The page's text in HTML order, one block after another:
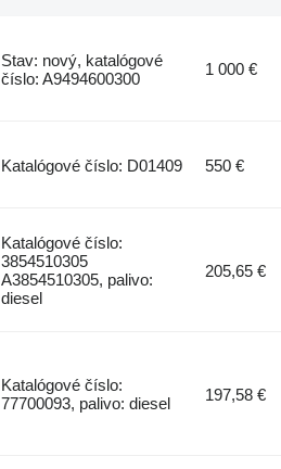
Stav: nový, katalógové
číslo: A9494600300
1 000 €
Katalógové číslo: D01409 550 €
Katalógové číslo:
3854510305
A3854510305, palivo:
diesel
205,65 €
Katalógové číslo:
77700093, palivo: diesel
197,58 €